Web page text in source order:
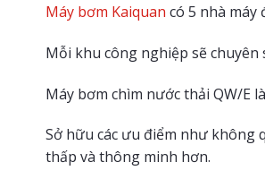
Máy bơm Kaiquan có 5 nhà máy
Mỗi khu công nghiệp sẽ
Máy bơm chìm nước thải QW/E
Sở hữu các ưu điểm như không
thấp và thông minh hơn.